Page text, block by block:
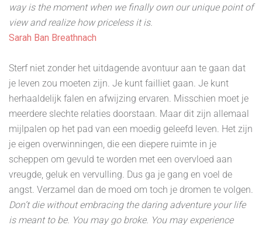
way is the moment when we finally own our unique point of
view and realize how priceless it is.
Sarah Ban Breathnach
Sterf niet zonder het uitdagende avontuur aan te gaan dat
je leven zou moeten zijn. Je kunt failliet gaan. Je kunt
herhaaldelijk falen en afwijzing ervaren. Misschien moet je
meerdere slechte relaties doorstaan. Maar dit zijn allemaal
mijlpalen op het pad van een moedig geleefd leven. Het zijn
je eigen overwinningen, die een diepere ruimte in je
scheppen om gevuld te worden met een overvloed aan
vreugde, geluk en vervulling. Dus ga je gang en voel de
angst. Verzamel dan de moed om toch je dromen te volgen.
Don’t die without embracing the daring adventure your life
is meant to be. You may go broke. You may experience